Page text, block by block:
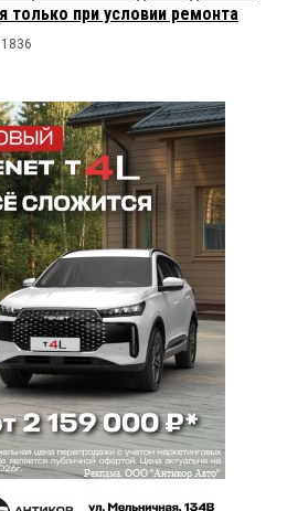
только при условии ремонта
1836